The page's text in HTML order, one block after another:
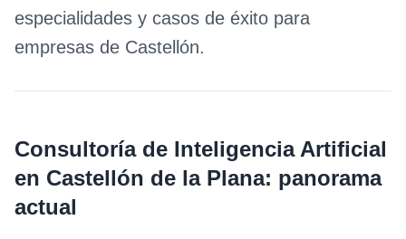
especialidades y casos de éxito para
empresas de Castellón.
Consultoría de Inteligencia Artificial
en Castellón de la Plana: panorama
actual